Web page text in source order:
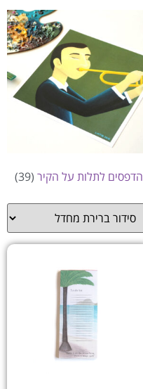
הדפסים לתלות על הקיר (39)